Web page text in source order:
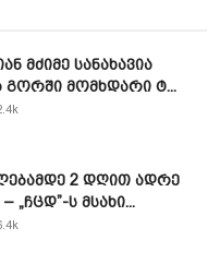
მძიმე სანახავია
მომხდარი ტ...
2 დღით ადრე
„ჩცდ”-ს მსახი...